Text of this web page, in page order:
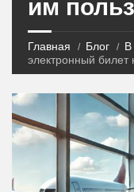
им
Главная Блог В
электронный билет